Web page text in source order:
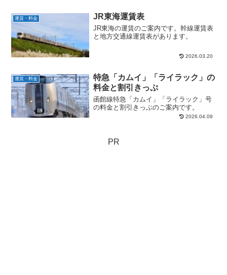
運賃・料金 JR東海運賃表
JR東海の運賃のご案内です。幹線運賃表
と地方交通線運賃表があります。
2026.03.20
運賃・料金
特急「カムイ」「ライラック」の
料金と割引きっぷ
函館線特急「カムイ」「ライラック」号
の料金と割引きっぷのご案内です。
2026.04.09
PR